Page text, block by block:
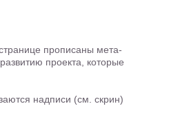
прописаны мета-
проекта, которые
надписи (см. скрин)